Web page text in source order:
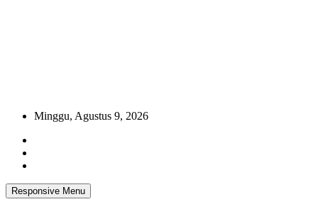
Minggu, Agustus 9, 2026
Responsive Menu